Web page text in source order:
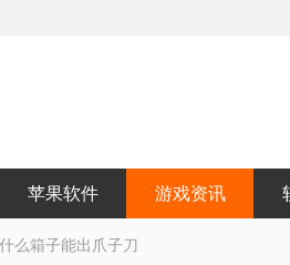
苹果软件 游戏资讯
么箱子能出爪子刀